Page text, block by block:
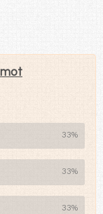
33%
33%
33%